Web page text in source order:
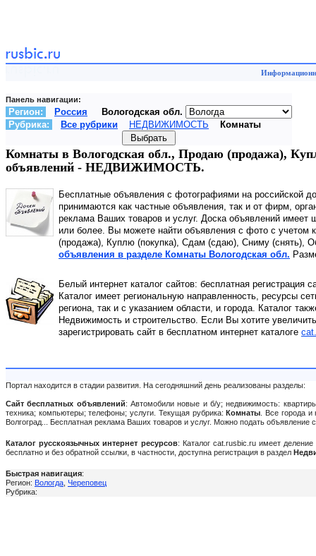
Панель навигации:
Регион: Россия
Вологодская обл.
Рубрика:
Все рубрики НЕДВИЖИМОСТЬ Комнаты
Комнаты в Вологодская обл., Продаю (продажа),
объявлений - НЕДВИЖИМОСТЬ.
Бесплатные объявления с фотографиями на российской
принимаются как частные объявления, так и от фирм,
реклама Ваших товаров и услуг. Доска объявлений
или более. Вы можете найти объявления с фото с учетом
(продажа), Куплю (покупка), Сдам (сдаю), Сниму (снять),
объявления в разделе Комнаты Вологодская обл.
Белый интернет каталог сайтов: бесплатная регистрация
Каталог имеет региональную направленность, ресурсы
региона, так и с указанием области, и города. Каталог
Недвижимость и строительство. Если Вы хотите
зарегистрировать сайт в бесплатном интернет каталоге
Портал находится в стадии развития. На сегодняшний день реализованы разделы:
Сайт бесплатных объявлений: Автомобили новые и б/у; недвижимость:
техника; компьютеры; телефоны; услуги. Текущая рубрика:Комнаты . Все города
Волгоград... Бесплатная реклама Ваших товаров и услуг. Можно подать
Каталог русскоязычных интернет ресурсов: Каталог cat.rusbic.ru имеет
бесплатно и без обратной ссылки, в частности, доступна регистрация в раздел
Быстрая навигация:
Регион: Вологда Череповец
Рубрика: